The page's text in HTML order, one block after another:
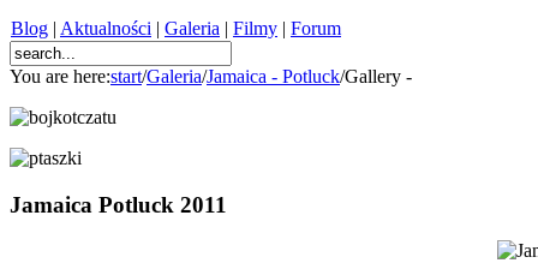
Blog | Aktualności | Galeria | Filmy | Forum
You are here:start/Galeria/Jamaica - Potluck/Gallery -
Jamaica Potluck 2011